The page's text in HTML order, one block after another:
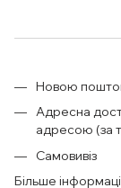
Новою
Адресна
адресою (за
Самовивіз
Більше